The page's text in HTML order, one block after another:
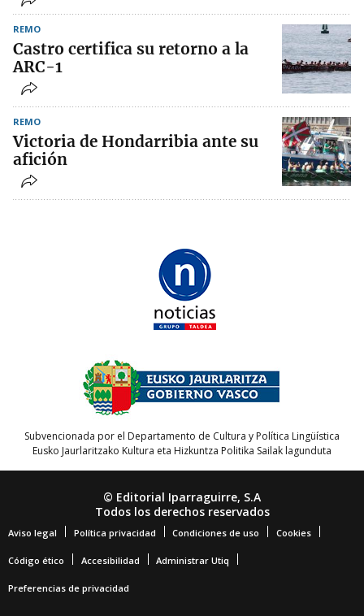
REMO
Castro certifica su retorno a la
ARC-1
REMO
Victoria de Hondarribia ante su
afición
Subvencionada por el Departamento de Cultura y Política Lingüística
Eusko Jaurlaritzako Kultura eta Hizkuntza Politika Sailak lagunduta
© Editorial Iparraguirre, S.A
Todos los derechos reservados
Aviso legal Política privacidad Condiciones de uso Cookies
Código ético Accesibilidad Administrar Utiq
Preferencias de privacidad